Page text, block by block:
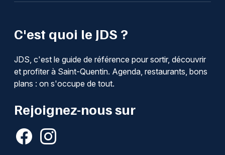
C'est quoi le JDS ?
JDS, c'est le guide de référence pour sortir, découvrir
et profiter à Saint-Quentin. Agenda, restaurants, bons
plans : on s'occupe de tout.
Rejoignez-nous sur